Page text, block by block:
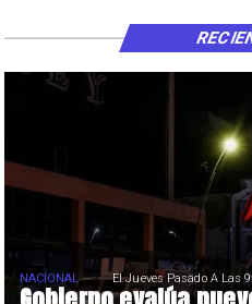
NACIONAL El Jueves Pasado A Las